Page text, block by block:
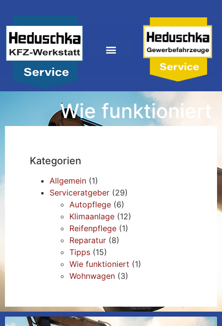
Kategorien
Allgemein (1)
Serviceratgeber (29)
Autopflege (6)
Klimaanlage (12)
Reifenpflege (1)
Reparatur (8)
Tipps (15)
Wie funktioniert (1)
Wohnwagen (3)
Wie funktioniert